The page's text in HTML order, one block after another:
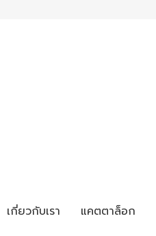
เกี่ยวกับเรา แคตตาล็อก